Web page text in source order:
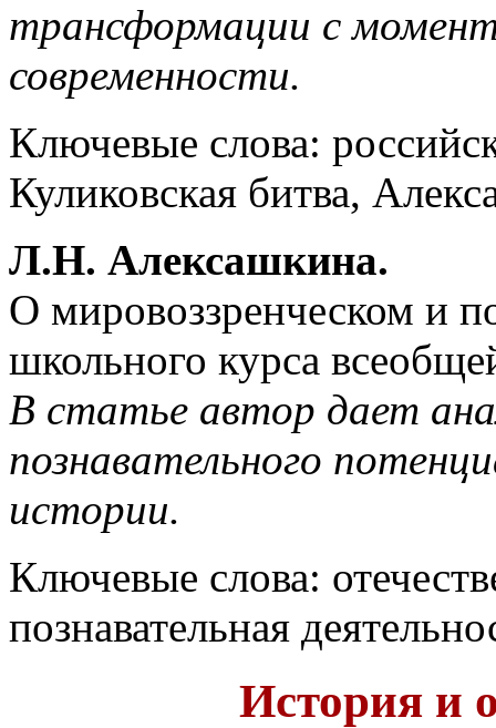
трансформации с
современности.
Ключевые слова:
Куликовская битва,
Л.Н. Алексашкина.
О мировоззренческом и
школьного курса
В статье автор дает
познавательного
истории.
Ключевые слова:
познавательная
История и